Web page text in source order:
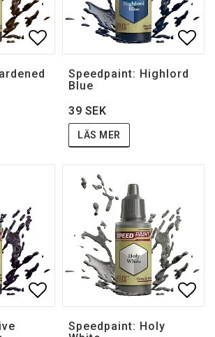
Lägg till i favoritlistan
Speedpaint: Highlord
Blue
39 SEK
LÄS MER
Lägg till i favoritlistan
Speedpaint: Holy